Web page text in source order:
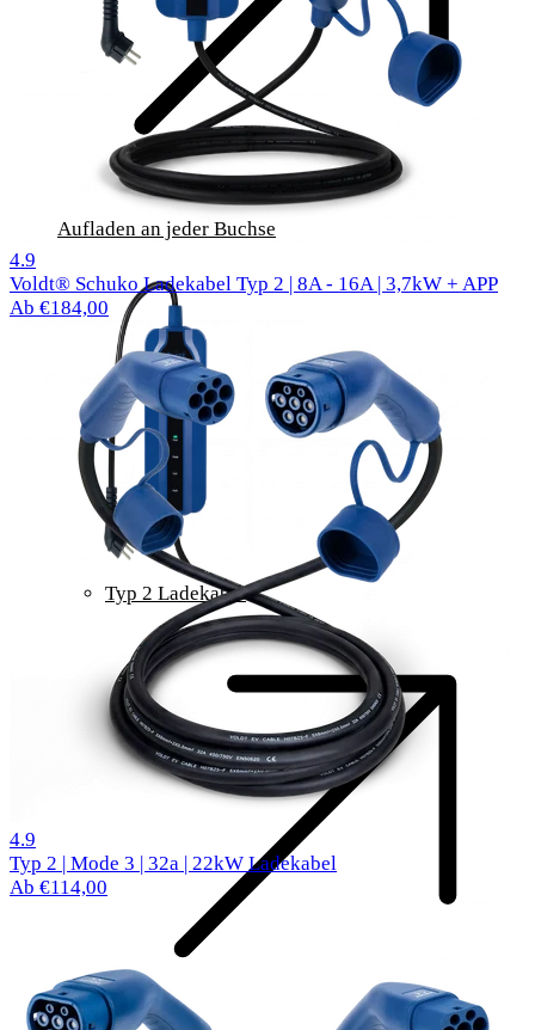
Aufladen an jeder Buchse
Typ 2 Ladekabel
4.9
Voldt® Schuko Ladekabel Typ 2 | 8A - 16A | 3,7kW + APP
Ab €184,00
4.9
Typ 2 | Mode 3 | 32a | 22kW Ladekabel
Ab €114,00